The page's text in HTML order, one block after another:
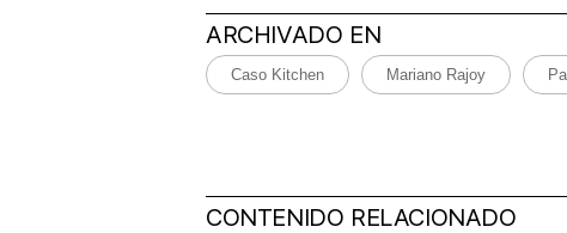
ARCHIVADO EN
Caso Kitchen Mariano Rajoy
CONTENIDO RELACIONADO